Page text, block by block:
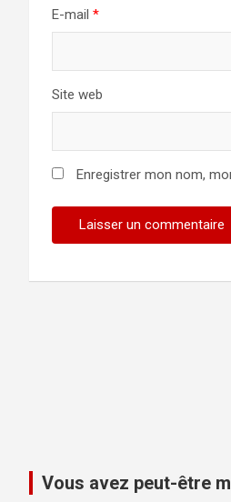
E-mail *
Site web
Enregistrer mon nom,
Vous avez peut-être